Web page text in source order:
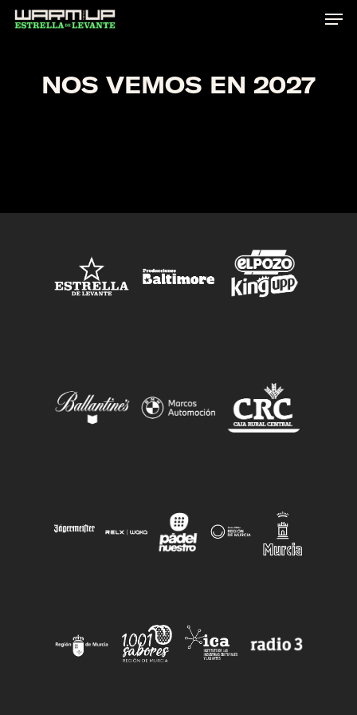
Skip
contentNOS VEMOS EN 2027